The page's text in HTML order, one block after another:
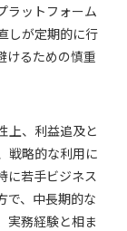
ラットフォーム
しが定期的に行
けるための慎重
上、利益追及と
戦略的な利用に
に若手ビジネス
で、中長期的な
実務経験と相ま